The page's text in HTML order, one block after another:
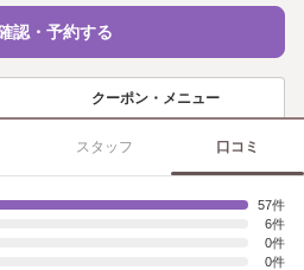
認・予約する
クーポン・メニュー
スタッフ 口コミ
57
6
0
0